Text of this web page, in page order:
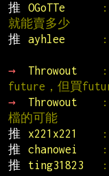
推
OGoTTe
就能賣多少
推
ayhlee
→
Throwout
future，但買
→
Throwout
檔的可能
推
x221x221
推
chanowei
推
ting31823